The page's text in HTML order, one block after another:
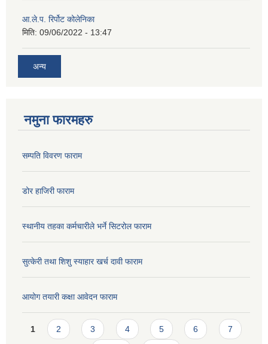
आ.ले.प. रिर्पोट कोलेनिका
मिति: 09/06/2022 - 13:47
अन्य
नमुना फारमहरु
सम्पति विवरण फाराम
डोर हाजिरी फाराम
स्थानीय तहका कर्मचारीले भर्ने सिटरोल फाराम
सुत्केरी तथा शिशु स्याहार खर्च दावी फाराम
आयोग तयारी कक्षा आवेदन फाराम
Pages
1 2 3 4 5 6 7